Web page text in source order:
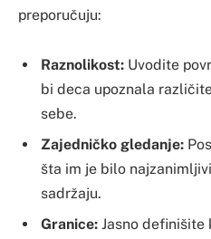
preporučuju:
Raznolikost: Uvodite
bi deca upoznala
sebe.
Zajedničko gledanje:
šta im je bilo
sadržaju.
Granice: Jasno definišite